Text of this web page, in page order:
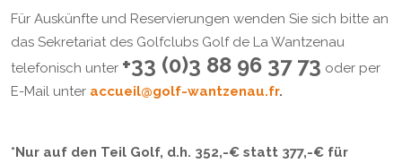
Für Auskünfte und Reservierungen wenden Sie sich bitte an
das Sekretariat des Golfclubs Golf de La Wantzenau
telefonisch unter +33 (0)3 88 96 37 73 oder per
E-Mail unter accueil@golf-wantzenau.fr.
*Nur auf den Teil Golf, d.h. 352,-€ statt 377,-€ für